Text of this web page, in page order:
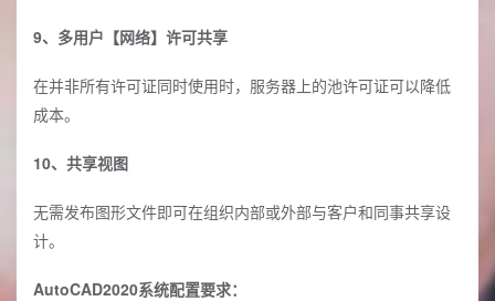
9、多用户【网络】许可共享
在并非所有许可证同时使用时，服务器上的池许可证可以降低
成本。
10、共享视图
无需发布图形文件即可在组织内部或外部与客户和同事共享设
计。
AutoCAD2020系统配置要求：